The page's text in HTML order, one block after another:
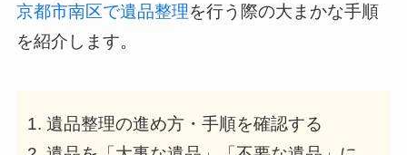
京都市南区で遺品整理を行う際の大まかな手順
を紹介します。
遺品整理の進め方・手順を確認する